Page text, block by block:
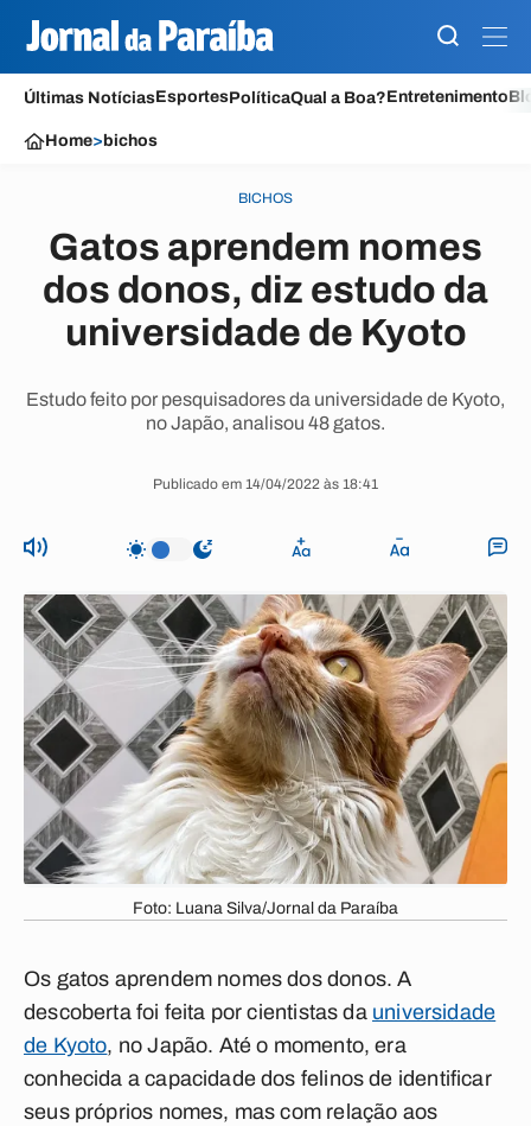
Últimas NotíciasEsportesPolíticaQual a Boa?Entretenimento
Home> bichos
BICHOS
Gatos aprendem nomes
dos donos, diz estudo da
universidade de Kyoto
Estudo feito por pesquisadores da universidade de Kyoto,
no Japão, analisou 48 gatos.
Publicado em 14/04/2022 às 18:41
Foto: Luana Silva/Jornal da Paraíba
Os gatos aprendem nomes dos donos. A
descoberta foi feita por cientistas da universidade
de Kyoto, no Japão. Até o momento, era
conhecida a capacidade dos felinos de identificar
seus próprios nomes, mas com relação aos